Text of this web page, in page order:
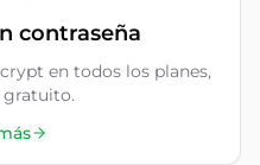
contraseña
en todos los planes,